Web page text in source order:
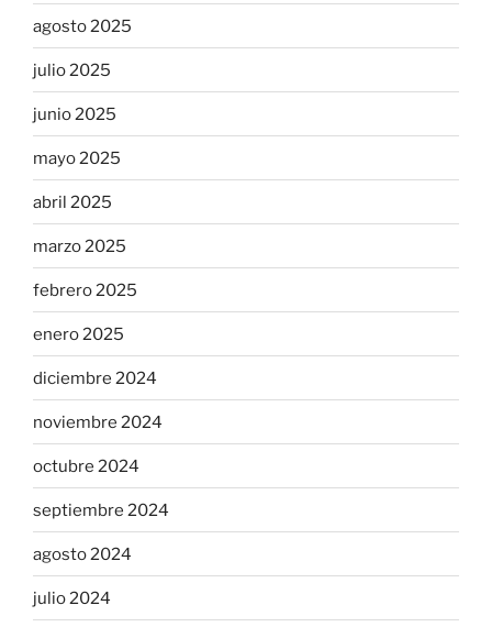
agosto 2025
julio 2025
junio 2025
mayo 2025
abril 2025
marzo 2025
febrero 2025
enero 2025
diciembre 2024
noviembre 2024
octubre 2024
septiembre 2024
agosto 2024
julio 2024